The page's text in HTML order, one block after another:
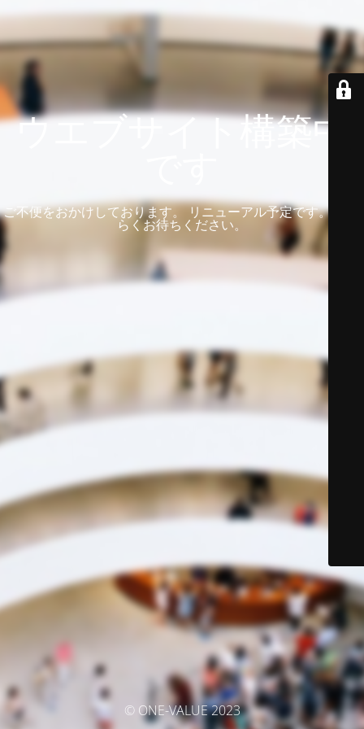
ウエブサイト構築中
ご不便をおかけしております。 リニューアル予定です。 しば
らくお待ちください。
© ONE-VALUE 2023